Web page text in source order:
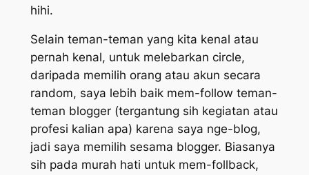
hihi.
Selain teman-teman yang kita kenal atau
pernah kenal, untuk melebarkan circle,
daripada memilih orang atau akun secara
random, saya lebih baik mem-follow teman-
teman blogger (tergantung sih kegiatan atau
profesi kalian apa) karena saya nge-blog,
jadi saya memilih sesama blogger. Biasanya
sih pada murah hati untuk mem-follback,